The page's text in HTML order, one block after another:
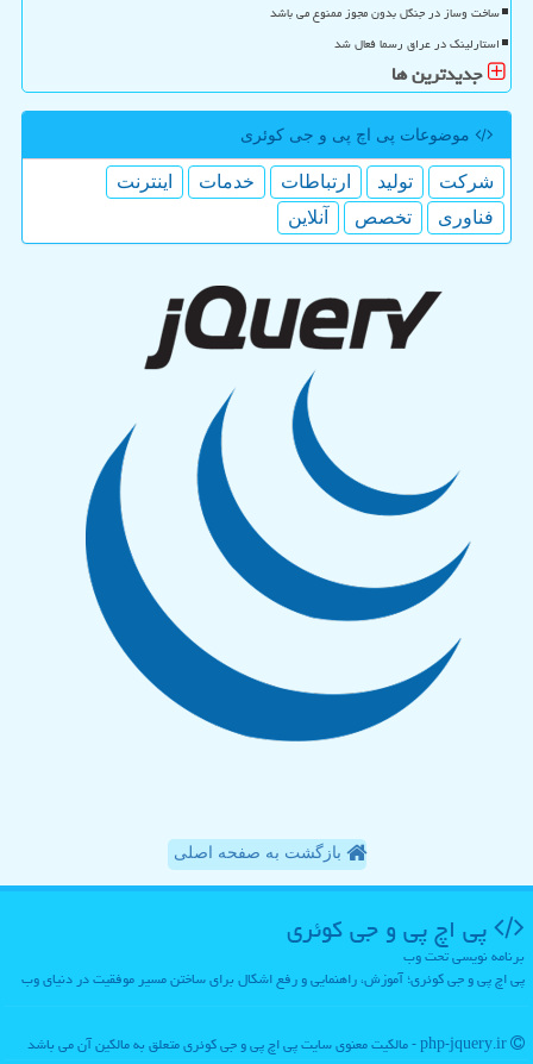
ساخت وساز در جنگل بدون مجوز ممنوع می باشد
استارلینک در عراق رسما فعال شد
جدیدترین ها
موضوعات پی اچ پی و جی كوئری
شركت تولید ارتباطات خدمات
اینترنت
فناوری
تخصص آنلاین
بازگشت به صفحه اصلی
پی اچ پی و جی كوئری
برنامه نویسی تحت وب
پی اچ پی و جی کوئری؛ آموزش، راهنمایی و رفع اشکال برای ساختن مسیر موفقیت در دنیای وب